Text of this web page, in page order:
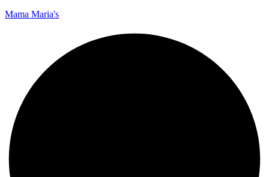
Mama Maria's